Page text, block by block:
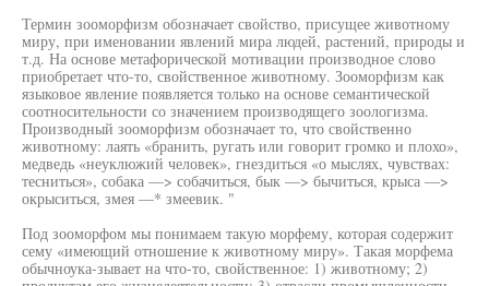
Термин зооморфизм обозначает свойство, присущее животному
миру, при именовании явлений мира людей, растений, природы и
т.д. На основе метафорической мотивации производное слово
приобретает что-то, свойственное животному. Зооморфизм как
языковое явление появляется только на основе семантической
соотносительности со значением производящего зоологизма.
Производный зооморфизм обозначает то, что свойственно
животному: лаять «бранить, ругать или говорит громко и плохо»,
медведь «неуклюжий человек», гнездиться «о мыслях, чувствах:
тесниться», собака —> собачиться, бык —> бычиться, крыса —>
окрыситься, змея —* змеевик. "
Под зооморфом мы понимаем такую морфему, которая содержит
сему «имеющий отношение к животному миру». Такая морфема
обычноука-зывает на что-то, свойственное: 1) животному; 2)